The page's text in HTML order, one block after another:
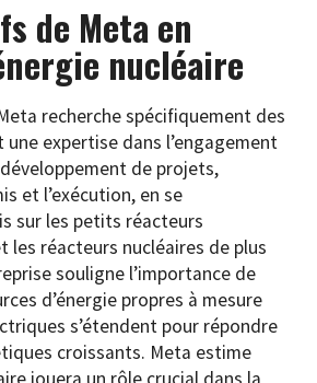
de Meta en
nucléaire
recherche spécifiquement des
expertise dans l’engagement
de projets,
et l’exécution, en se
sur les petits réacteurs
les réacteurs nucléaires de plus
souligne l’importance de
d’énergie propres à mesure
s’étendent pour répondre
croissants. Meta estime